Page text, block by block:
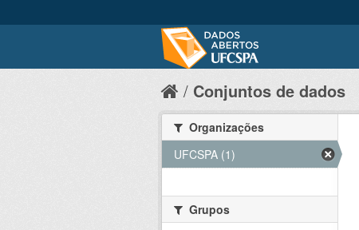
Conjuntos de dados
Organizações
UFCSPA (1)
Grupos